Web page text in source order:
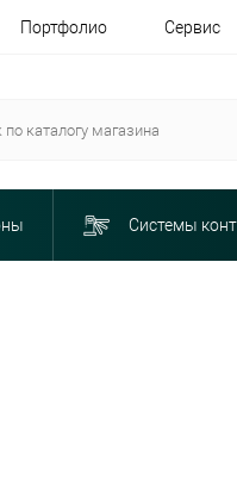
Портфолио Сервис
Системы